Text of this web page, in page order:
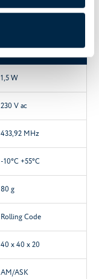
A530065
1,5 W
230 V ac
433,92 MHz
-10°C +55°C
80 g
Rolling Code
40 x 40 x 20
AM/ASK